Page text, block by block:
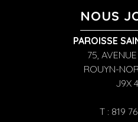
NOUS
PAROISSE
75,
ROUYN-
J9X
T : 819